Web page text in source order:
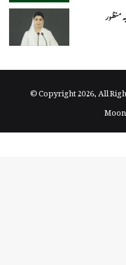
منظور
© Copyright 2026, All